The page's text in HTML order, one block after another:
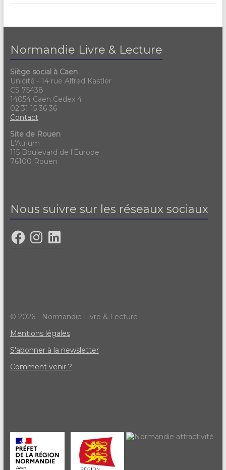
Normandie Livre & Lecture
Siège social à Caen
Unicité - 14 rue Alfred Kastler
CS 75438
14054 Caen Cedex 4
02 31 15 36 36
Contact
Site de Rouen
L'Atrium
115 Boulevard de l'Europe
76100 Rouen
Nous suivre sur les réseaux sociaux
© 2026 - Normandie Livre & Lecture
Mentions légales
S'abonner à la newsletter
Comment venir ?